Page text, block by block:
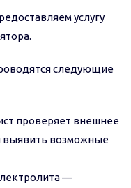
услугу
следующие
проверяет внешнее
выявить возможные
—